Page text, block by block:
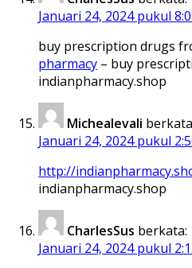
Januari 24, 2024 pukul
buy prescription drugs
pharmacy – buy
indianpharmacy.shop
Michealevali
Januari 24, 2024 pukul
http://
indianpharmacy.shop
CharlesSus berkata:
Januari 24, 2024 pukul